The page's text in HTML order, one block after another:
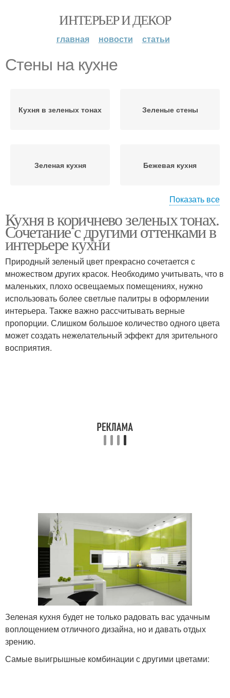
ИНТЕРЬЕР И ДЕКОР
главная новости статьи
Стены на кухне
Кухня в зеленых тонах Зеленые стены
Зеленая кухня Бежевая кухня
обоями
кухни
Показать все
Кухня в коричнево зеленых тонах.
Сочетание с другими оттенками в
интерьере кухни
Природный зеленый цвет прекрасно сочетается с
множеством других красок. Необходимо учитывать, что в
маленьких, плохо освещаемых помещениях, нужно
использовать более светлые палитры в оформлении
интерьера. Также важно рассчитывать верные
пропорции. Слишком большое количество одного цвета
может создать нежелательный эффект для зрительного
восприятия.
Зеленая кухня будет не только радовать вас удачным
воплощением отличного дизайна, но и давать отдых
зрению.
Самые выигрышные комбинации с другими цветами: